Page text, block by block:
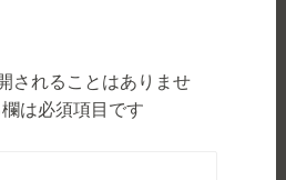
されることはありませ
は必須項目です